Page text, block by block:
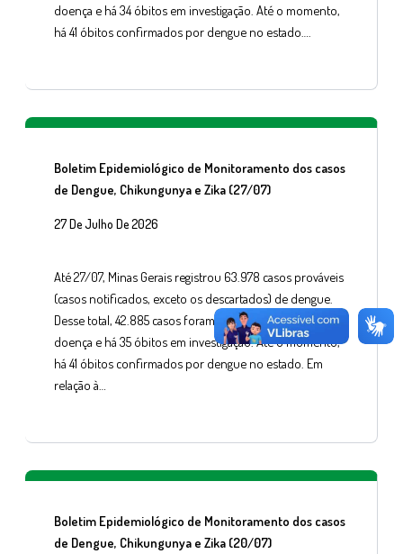
doença e há 34 óbitos em investigação. Até o momento,
há 41 óbitos confirmados por dengue no estado….
Boletim Epidemiológico de Monitoramento dos casos
de Dengue, Chikungunya e Zika (27/07)
27 De Julho De 2026
Até 27/07, Minas Gerais registrou 63.978 casos prováveis
(casos notificados, exceto os descartados) de dengue.
Desse total, 42.885 casos foram confirmados para a
doença e há 35 óbitos em investigação. Até o momento,
há 41 óbitos confirmados por dengue no estado. Em
relação à…
Boletim Epidemiológico de Monitoramento dos casos
de Dengue, Chikungunya e Zika (20/07)